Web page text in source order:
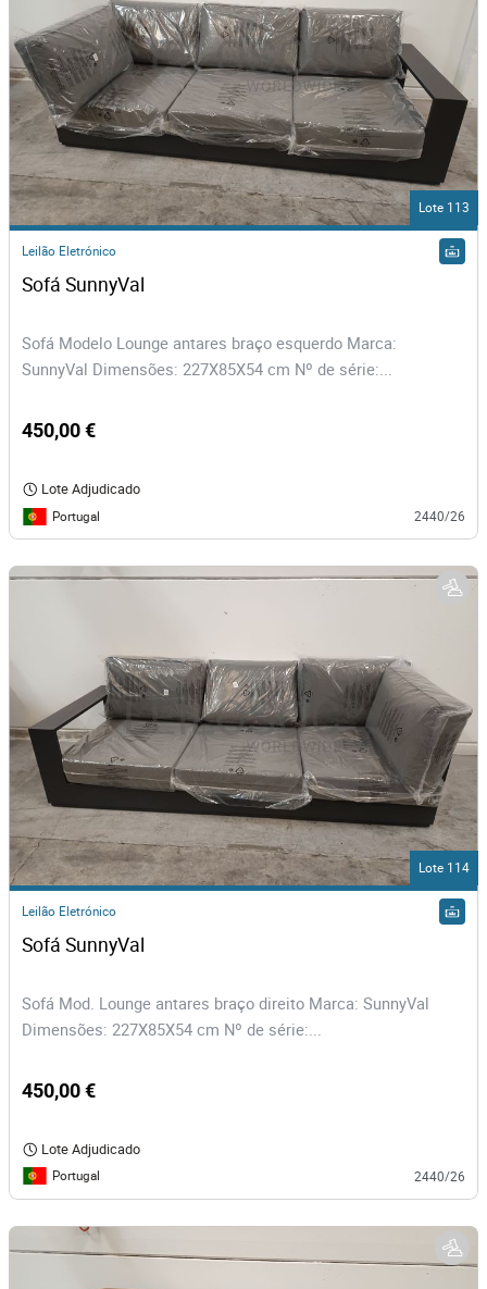
Lote 113
Leilão Eletrónico
Sofá SunnyVal
Sofá Modelo Lounge antares braço esquerdo Marca:
SunnyVal Dimensões: 227X85X54 cm Nº de série:...
450,00 €
Lote Adjudicado
Portugal 2440/26
Lote 114
Leilão Eletrónico
Sofá Mod. Lounge antares braço direito Marca: SunnyVal
Dimensões: 227X85X54 cm Nº de série:...
450,00 €
Lote Adjudicado
Portugal 2440/26